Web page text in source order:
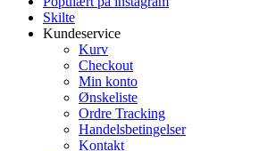
Skilte
Kundeservice
Kurv
Checkout
Min konto
Ønskeliste
Ordre Tracking
Handelsbetingelser
Kontakt